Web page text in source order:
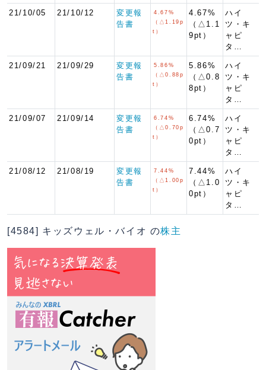
21/10/05 21/10/12
変更報
告書
4.67%
（△1.19p
t）
4.67%
（△1.1
9pt）
ハイ
ツ・キ
ャピ
タ…
21/09/21 21/09/29
変更報
告書
5.86%
（△0.88p
t）
5.86%
（△0.8
8pt）
ハイ
ツ・キ
ャピ
タ…
21/09/07 21/09/14
変更報
告書
6.74%
（△0.70p
t）
6.74%
（△0.7
0pt）
ハイ
ツ・キ
ャピ
タ…
21/08/12 21/08/19
変更報
告書
7.44%
（△1.00p
t）
7.44%
（△1.0
0pt）
ハイ
ツ・キ
ャピ
タ…
[4584] キッズウェル・バイオ の株主